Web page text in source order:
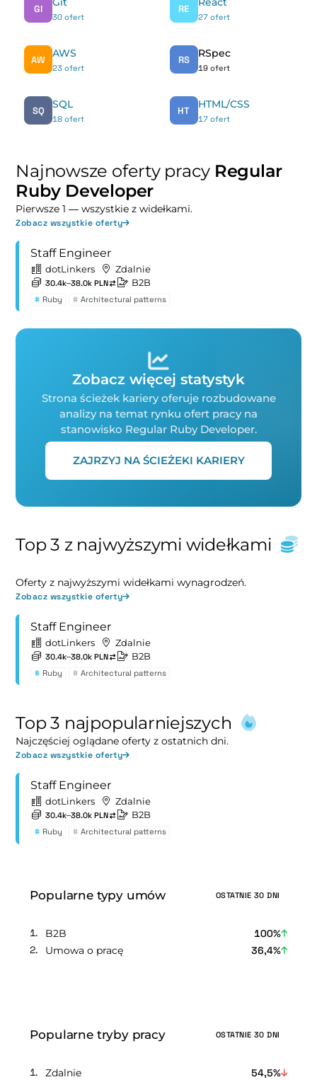
GI
30 ofert
RE
27 ofert
AW
AWS
23 ofert
RS
RSpec
19 ofert
SQ
SQL
18 ofert
HT
HTML/CSS
17 ofert
Najnowsze oferty pracy Regular
Ruby Developer
Pierwsze 1 — wszystkie z widełkami.
Zobacz wszystkie oferty
Staff Engineer
dotLinkers Zdalnie
30.4k–38.0k PLN B2B
# Ruby # Architectural patterns
Zobacz więcej statystyk
Strona ścieżek kariery oferuje rozbudowane
analizy na temat rynku ofert pracy na
stanowisko Regular Ruby Developer.
ZAJRZYJ NA ŚCIEŻEKI KARIERY
Top 3 z najwyższymi widełkami
Oferty z najwyższymi widełkami wynagrodzeń.
Zobacz wszystkie oferty
Staff Engineer
dotLinkers Zdalnie
30.4k–38.0k PLN B2B
# Ruby # Architectural patterns
Top 3 najpopularniejszych
Najczęściej oglądane oferty z ostatnich dni.
Zobacz wszystkie oferty
Staff Engineer
dotLinkers Zdalnie
30.4k–38.0k PLN B2B
# Ruby # Architectural patterns
Popularne typy umów OSTATNIE 30 DNI
B2B
100%
Umowa o pracę
36,4%
Popularne tryby pracy OSTATNIE 30 DNI
Zdalnie
54,5%